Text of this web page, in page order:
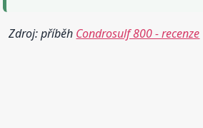
Zdroj: příběh Condrosulf 800 - recenze